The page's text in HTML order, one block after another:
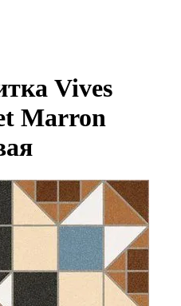
Vives
Marron